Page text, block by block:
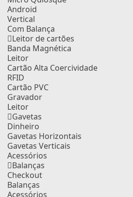
Android
Vertical
Com Balança
Leitor de cartões
Banda Magnética
Leitor
Cartão Alta Coercividade
RFID
Cartão PVC
Gravador
Leitor
Gavetas
Dinheiro
Gavetas Horizontais
Gavetas Verticais
Acessórios
Balanças
Checkout
Balanças
Acessórios